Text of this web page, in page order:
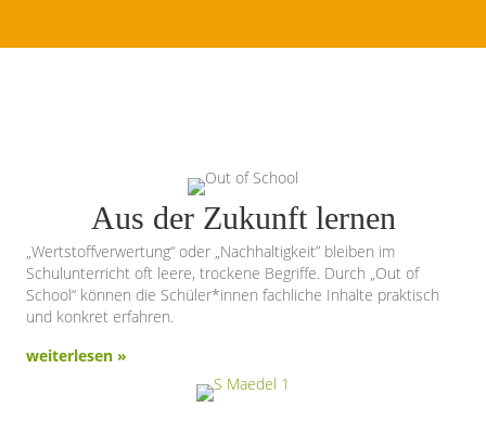
Aus der Zukunft lernen
„Wertstoffverwertung“ oder „Nachhaltigkeit” bleiben im
Schulunterricht oft leere, trockene Begriffe. Durch „Out of
School“ können die Schüler*innen fachliche Inhalte praktisch
und konkret erfahren.
weiterlesen »